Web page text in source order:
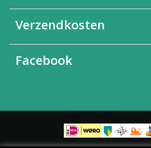
Verzendkosten
Facebook